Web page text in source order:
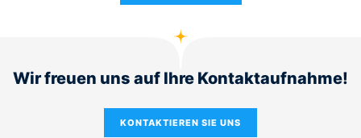
Wir freuen uns auf Ihre Kontaktaufnahme!
KONTAKTIEREN SIE UNS